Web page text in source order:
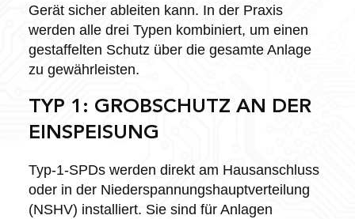
Gerät sicher ableiten kann. In der Praxis
werden alle drei Typen kombiniert, um einen
gestaffelten Schutz über die gesamte Anlage
zu gewährleisten.
TYP 1: GROBSCHUTZ AN DER
EINSPEISUNG
Typ-1-SPDs werden direkt am Hausanschluss
oder in der Niederspannungshauptverteilung
(NSHV) installiert. Sie sind für Anlagen